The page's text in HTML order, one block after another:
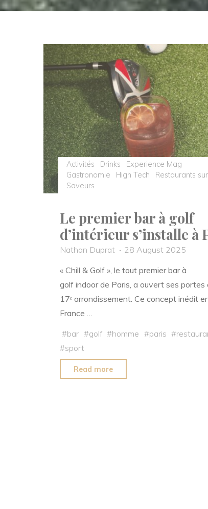
Activités Drinks
Experience Mag
Gastronomie
High Tech
Restaurants
Saveurs
Le premier bar à golf
d’intérieur s’installe à
Nathan Duprat
28 August 2025
« Chill & Golf », le tout premier bar à
golf indoor de Paris, a ouvert ses portes
17ᵉ arrondissement. Ce concept inédit
France …
#bar #golf #homme #paris #
#sport
Read more